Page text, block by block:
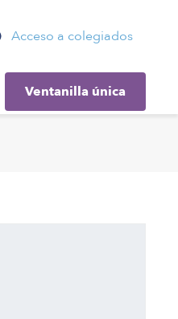
Acceso a colegiados
Ventanilla única